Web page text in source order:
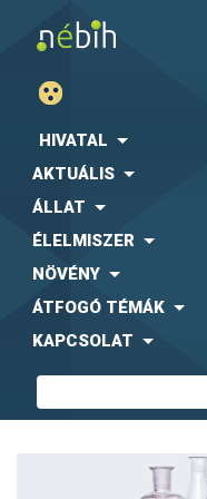
HIVATAL
AKTUÁLIS
ÁLLAT
ÉLELMISZER
NÖVÉNY
ÁTFOGÓ TÉMÁK
KAPCSOLAT